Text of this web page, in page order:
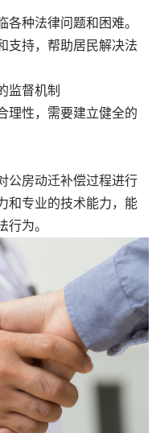
种法律问题和困难。
支持，帮助居民解决法
督机制
理性，需要建立健全的
公房动迁补偿过程进行
和专业的技术能力，能
行为。